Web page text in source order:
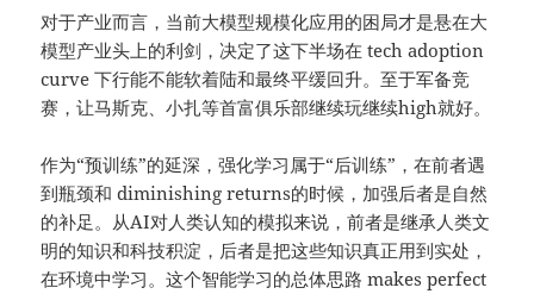
对于产业而言，当前大模型规模化应用的困局才是悬在大
模型产业头上的利剑，决定了这下半场在 tech adoption
curve 下行能不能软着陆和最终平缓回升。至于军备竞
赛，让马斯克、小扎等首富俱乐部继续玩继续high就好。
作为“预训练”的延深，强化学习属于“后训练”，在前者遇
到瓶颈和 diminishing returns的时候，加强后者是自然
的补足。从AI对人类认知的模拟来说，前者是继承人类文
明的知识和科技积淀，后者是把这些知识真正用到实处，
在环境中学习。这个智能学习的总体思路 makes perfect